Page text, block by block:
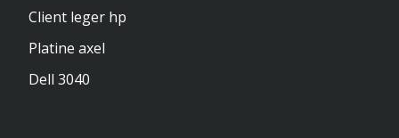
Client leger hp
Platine axel
Dell 3040